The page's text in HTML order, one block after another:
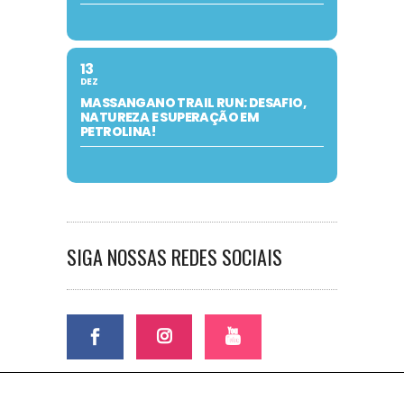
13
DEZ
MASSANGANO TRAIL RUN: DESAFIO,
NATUREZA E SUPERAÇÃO EM
PETROLINA!
SIGA NOSSAS REDES SOCIAIS